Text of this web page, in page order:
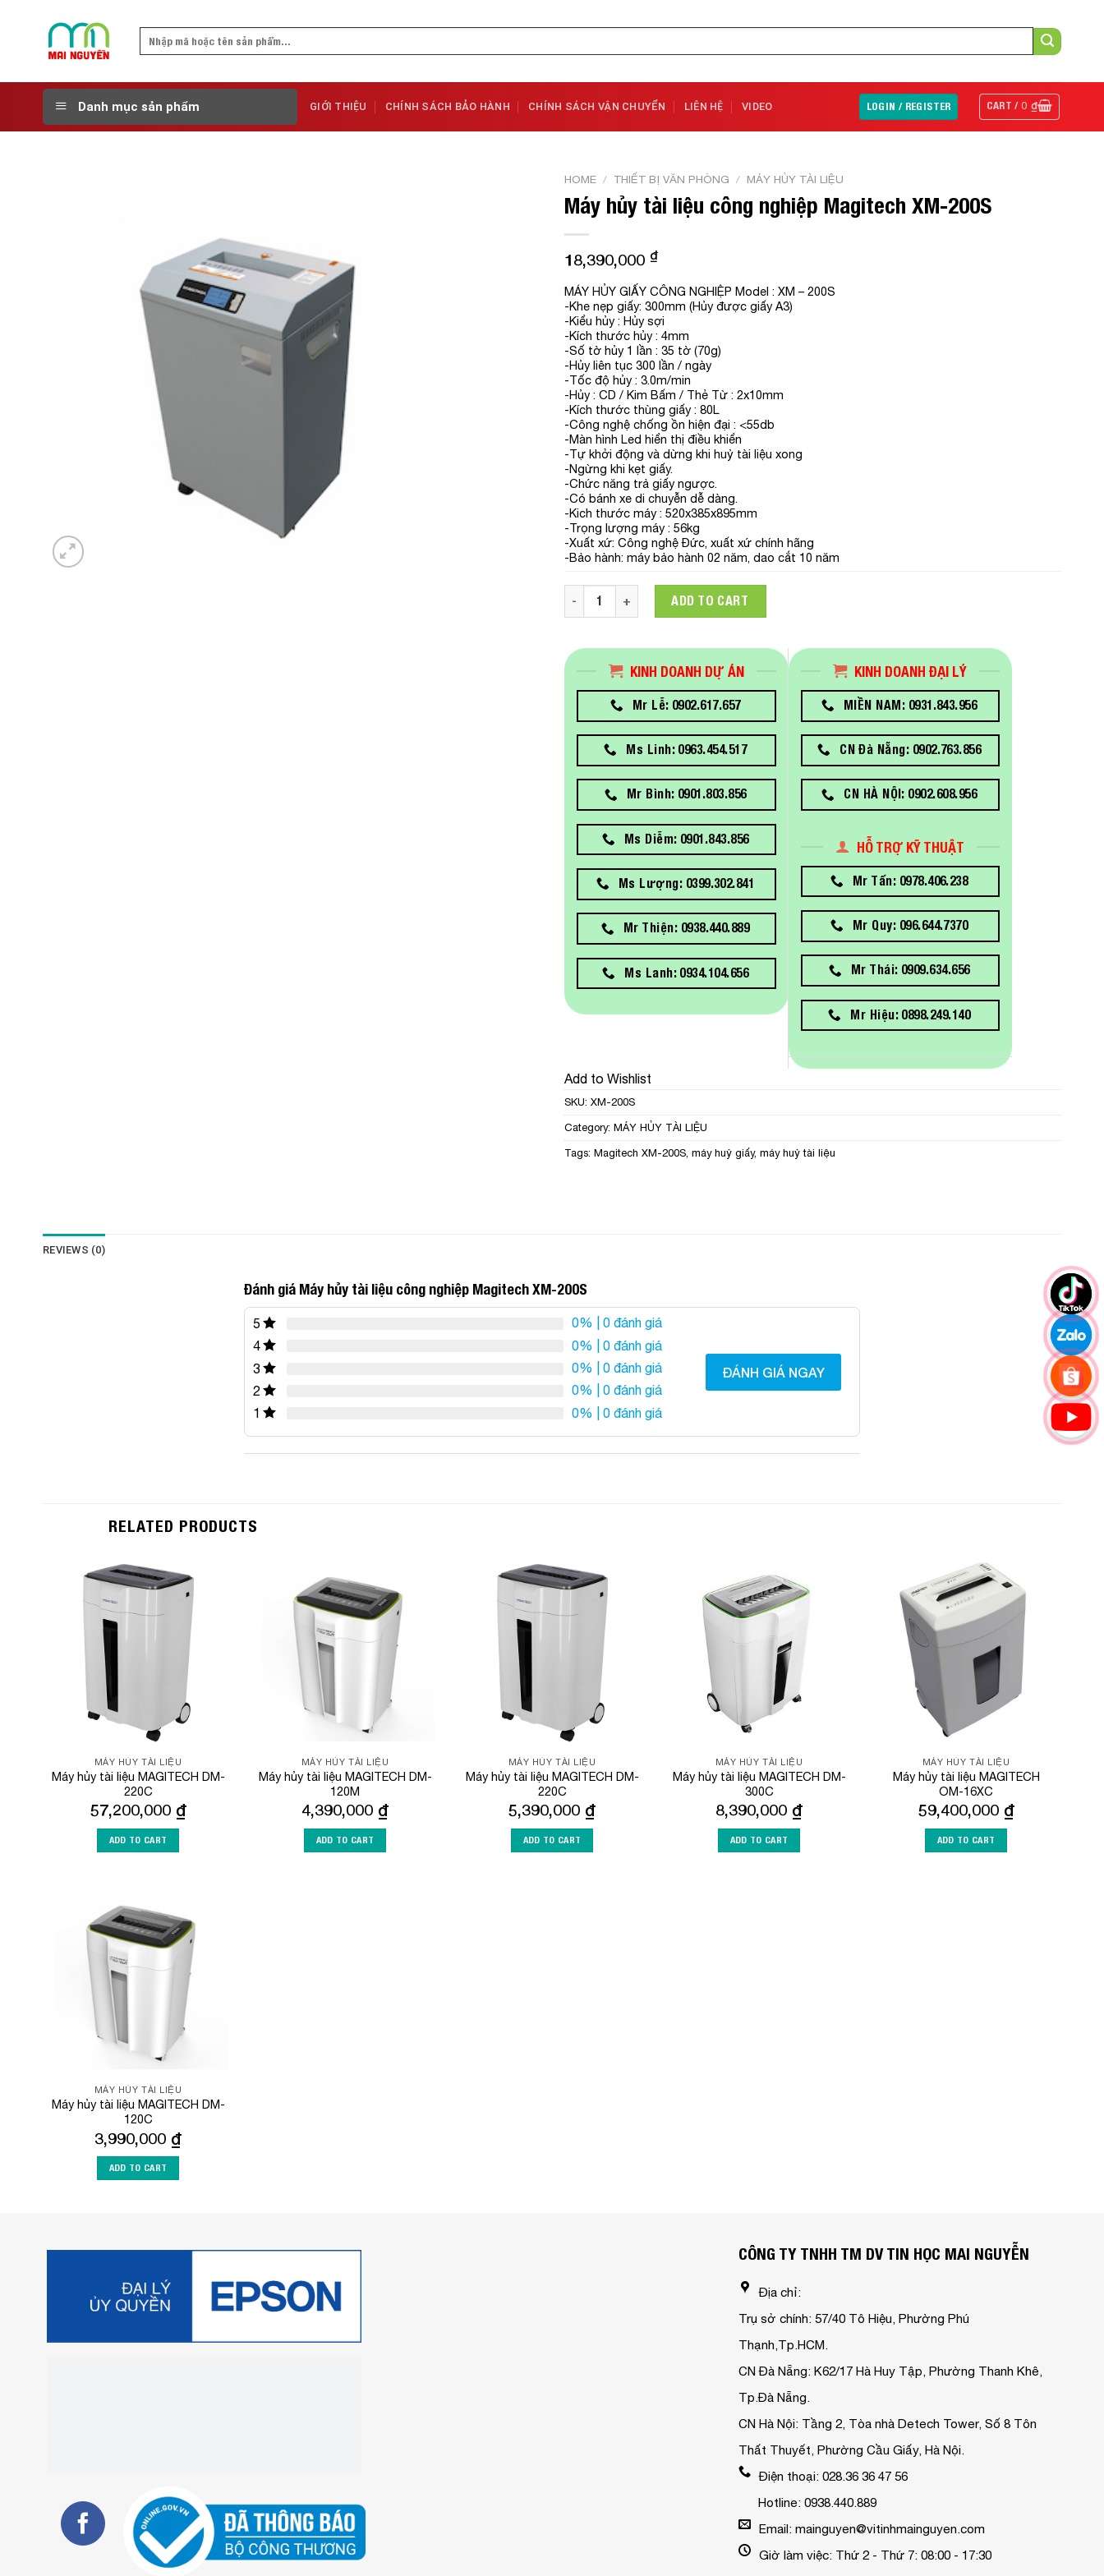
Search
Danh mục sản phẩm GIỚI THIỆU CHÍNH SÁCH BẢO HÀNH CHÍNH SÁCH VẬN CHUYỂN LIÊN HỆ VIDEO LOGIN / REGISTER CART /0₫
HOME / THIẾT BỊ VĂN PHÒNG / MÁY HỦY TÀI LIỆU
Máy hủy tài liệu công nghiệp Magitech XM-200S
18,390,000 ₫
MÁY HỦY GIẤY CÔNG NGHIỆP Model : XM – 200S
-Khe nẹp giấy: 300mm (Hủy được giấy A3)
-Kiểu hủy : Hủy sợi
-Kích thước hủy : 4mm
-Số tờ hủy 1 lần : 35 tờ (70g)
-Hủy liên tục 300 lần / ngày
-Tốc độ hủy : 3.0m/min
-Hủy : CD / Kim Bấm / Thẻ Từ : 2x10mm
-Kích thước thùng giấy : 80L
-Công nghệ chống ồn hiện đại : <55db
-Màn hình Led hiển thị điều khiển
-Tự khởi động và dừng khi huỷ tài liệu xong
-Ngừng khi kẹt giấy.
-Chức năng trả giấy ngược.
-Có bánh xe di chuyễn dễ dàng.
-Kich thước máy : 520x385x895mm
-Trọng lượng máy : 56kg
-Xuất xứ: Công nghệ Đức, xuất xứ chính hãng
-Bảo hành: máy bảo hành 02 năm, dao cắt 10 năm
Máy hủy tài liệu công nghiệp Magitech XM-200S quantity
ADD TO CART
KINH DOANH DỰ ÁN
Mr Lễ: 0902.617.657
Ms Linh: 0963.454.517
Mr Bình: 0901.803.856
Ms Diễm: 0901.843.856
Ms Lượng: 0399.302.841
Mr Thiện: 0938.440.889
Ms Lanh: 0934.104.656
KINH DOANH ĐẠI LÝ
MIỀN NAM: 0931.843.956
CN Đà Nẵng: 0902.763.856
CN HÀ NỘI: 0902.608.956
HỖ TRỢ KỸ THUẬT
Mr Tấn: 0978.406.238
Mr Quy: 096.644.7370
Mr Thái: 0909.634.656
Mr Hiệu: 0898.249.140
Add to Wishlist
SKU: XM-200S
Category: MÁY HỦY TÀI LIỆU
Tags: Magitech XM-200S máy huỷ giấy, máy huỷ tài liệu
REVIEWS (0)
Đánh giá Máy hủy tài liệu công nghiệp Magitech XM-200S
5 0% | 0 đánh giá
4
0% | 0 đánh giá
3
0% | 0 đánh giá
2
0% | 0 đánh giá
1
0% | 0 đánh giá
ĐÁNH GIÁ NGAY
RELATED PRODUCTS
Wishlist
MÁY HỦY TÀI LIỆU
Máy hủy tài liệu MAGITECH DM-
220C
57,200,000 ₫
ADD TO CART
Add to
Wishlist
MÁY HỦY TÀI LIỆU
Máy hủy tài liệu MAGITECH DM-
120M
4,390,000 ₫
ADD TO CART
Wishlist
MÁY HỦY TÀI LIỆU
Máy hủy tài liệu MAGITECH DM-
220C
5,390,000 ₫
ADD TO CART
MÁY HỦY TÀI LIỆU
Máy hủy tài liệu MAGITECH DM-
300C
8,390,000 ₫
ADD TO CART
Add to
Wishlist
MÁY HỦY TÀI LIỆU
Máy hủy tài liệu MAGITECH
OM-16XC
59,400,000 ₫
ADD TO CART
Add to
Wishlist
MÁY HỦY TÀI LIỆU
Máy hủy tài liệu MAGITECH DM-
120C
3,990,000 ₫
ADD TO CART
CÔNG TY TNHH TM DV TIN HỌC MAI NGUYỄN
Địa chỉ:
Trụ sở chính: 57/40 Tô Hiệu, Phường Phú
Thạnh,Tp.HCM.
CN Đà Nẵng: K62/17 Hà Huy Tập, Phường Thanh Khê,
Tp.Đà Nẵng.
CN Hà Nội: Tầng 2, Tòa nhà Detech Tower, Số 8 Tôn
Thất Thuyết, Phường Cầu Giấy, Hà Nội.
Điện thoại: 028.36 36 47 56
Hotline: 0938.440.889
Email: mainguyen@vitinhmainguyen.com
Giờ làm việc: Thứ 2 - Thứ 7: 08:00 - 17:30